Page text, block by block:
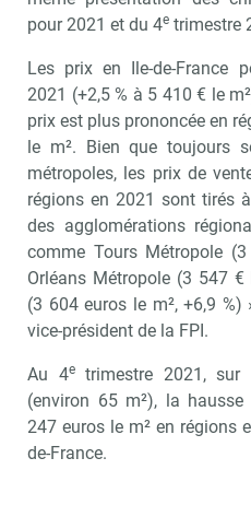
pour 2021 et du 4e trimestre
Les prix en Ile-de-France
2021 (+2,5 % à 5 410 € le
prix est plus prononcée en
le m². Bien que toujours
métropoles, les prix de
régions en 2021 sont tirés
des agglomérations
comme Tours Métropole
Orléans Métropole (3 547 €
(3 604 euros le m², +6,9
vice-président de la FPI.
Au 4etrimestre 2021, sur
(environ 65 m²), la
247 euros le m² en régions
de-France.